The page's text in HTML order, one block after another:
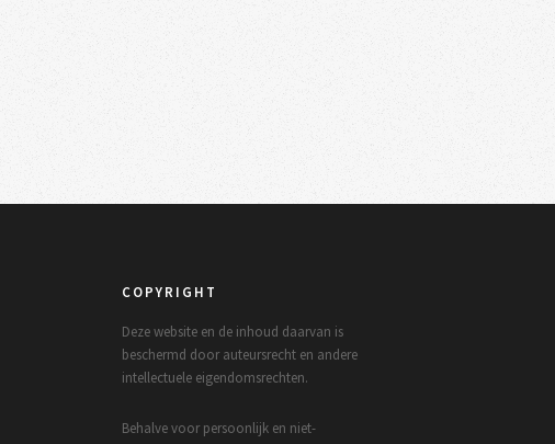
COPYRIGHT
Deze website en de inhoud daarvan is
beschermd door auteursrecht en andere
intellectuele eigendomsrechten.
Behalve voor persoonlijk en niet-